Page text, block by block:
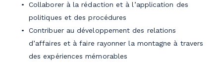
Collaborer à la rédaction et à l’application des
politiques et des procédures
Contribuer au développement des relations
d’affaires et à faire rayonner la montagne à travers
des expériences mémorables